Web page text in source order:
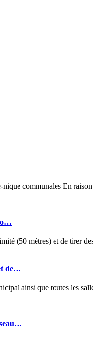
communales En
(50 mètres) et de tirer
de…
ainsi que toutes les